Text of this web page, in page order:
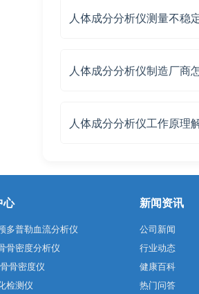
人体成分分析仪测量不稳
人体成分分析仪制造厂商
人体成分分析仪工作原理
心
多普勒血流分析仪
骨密度分析仪
骨密度仪
检测仪
新闻资讯
公司新闻
行业动态
健康百科
热门问答